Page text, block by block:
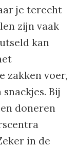
je terecht
zijn vaak
kan
zakken voer,
Bij
doneren
in de